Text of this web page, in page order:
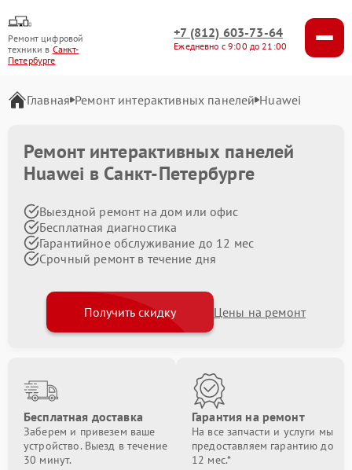
Ремонт цифровой
техники в Санкт-
Петербурге
+7 (812) 603-73-64
Ежедневно с 9:00 до 21:00
Главная Ремонт интерактивных панелей Huawei
Ремонт интерактивных панелей
Huawei в Санкт-Петербурге
Выездной ремонт на дом или офис
Бесплатная диагностика
Гарантийное обслуживание до 12 мес
Срочный ремонт в течение дня
Получить скидку Цены на ремонт
Бесплатная доставка
Заберем и привезем ваше
устройство. Выезд в течение
30 минут.
Гарантия на ремонт
На все запчасти и услуги мы
предоставляем гарантию до
12 мес.*